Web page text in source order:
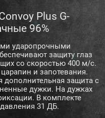
Plus G-
96%
ударопрочными
защиту глаз
со скоростью 400 м/с.
и запотевания.
дополнительная защита с
дужки. На дужках
В комплекте
31 ДБ.